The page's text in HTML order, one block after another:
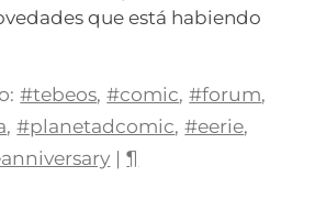
que está habiendo
#tebeos,#comic,#forum,
,#planetadcomic,#eerie,
|¶